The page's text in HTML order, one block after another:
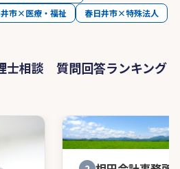
市×医療・福祉 春日井市×特殊法人
士相談 質問回答ランキング